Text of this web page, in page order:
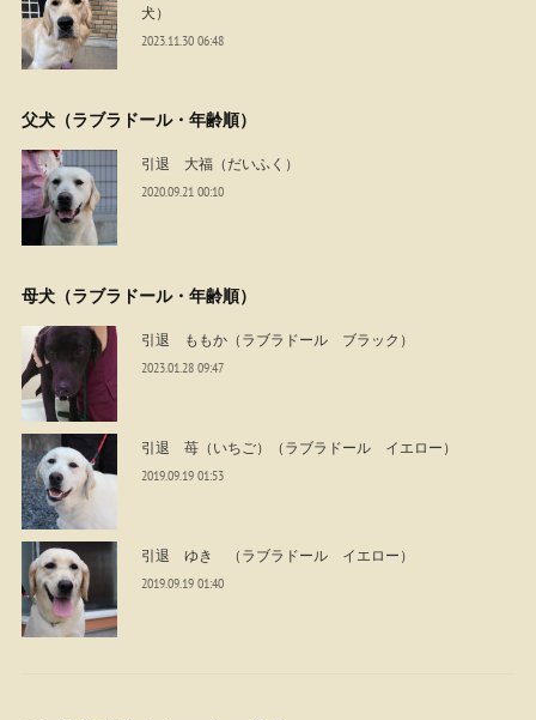
犬）
2023.11.30 06:48
父犬（ラブラドール・年齢順）
引退 大福（だいふく）
2020.09.21 00:10
母犬（ラブラドール・年齢順）
引退 ももか（ラブラドール ブラック）
2023.01.28 09:47
引退 苺（いちご）（ラブラドール イエロー）
2019.09.19 01:53
引退 ゆき （ラブラドール イエロー）
2019.09.19 01:40